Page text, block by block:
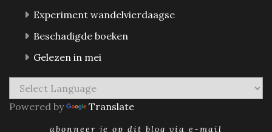
Experiment wandelvierdaagse
Beschadigde boeken
Gelezen in mei
Powered by Translate
abonneer je op dit blog via e-mail